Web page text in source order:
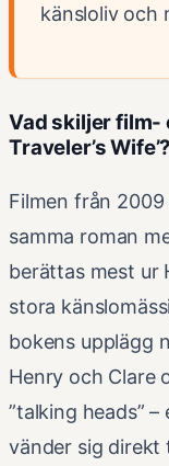
känsloliv och
Vad skiljer film-
Traveler’s Wife’?
Filmen från
samma roman
berättas mest ur
stora
bokens upplägg
Henry och Clare
”talking heads”
vänder sig direkt